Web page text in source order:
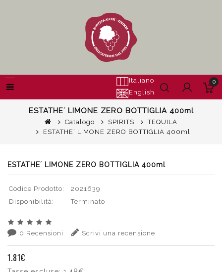
Italiano
English
0
ESTATHE´ LIMONE ZERO BOTTIGLIA 400ml
Catalogo SPIRITS
TEQUILA
ESTATHE´ LIMONE ZERO BOTTIGLIA 400ml
ESTATHE´ LIMONE ZERO BOTTIGLIA 400ml
Codice Prodotto:
2021639
Disponibilità:
Terminato
0 Recensioni Scrivi una recensione
1.81€